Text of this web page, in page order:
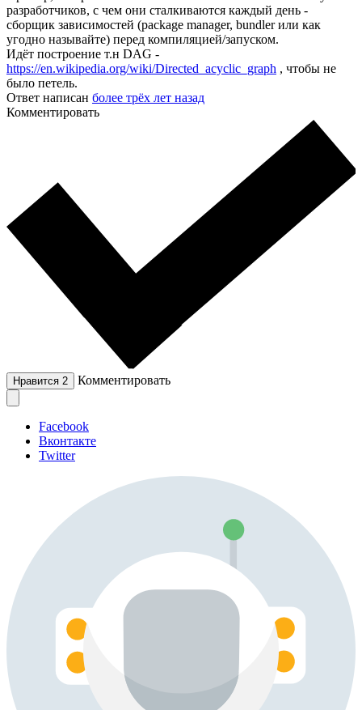
разработчиков, с чем они сталкиваются каждый день -
сборщик зависимостей (package manager, bundler или как
угодно называйте) перед компиляцией/запуском.
Идёт построение т.н DAG -
https://en.wikipedia.org/wiki/Directed_acyclic_graph , чтобы не
было петель.
Ответ написан более трёх лет назад
Комментировать
Нравится 2 Комментировать
Facebook
Вконтакте
Twitter